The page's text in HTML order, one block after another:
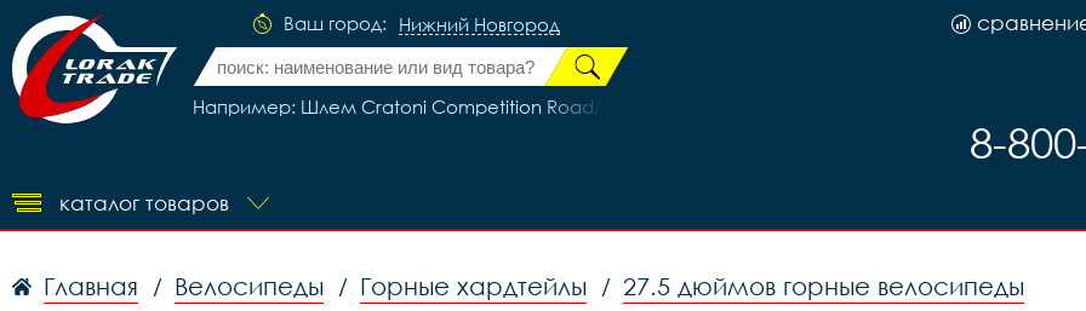
Ваш город: Нижний Новгород
Например: Шлем Cratoni Competition Road/Bullet
8-
каталог товаров
Главная / Велосипеды / Горные хардтейлы / 27.5 дюймов горные велосипеды